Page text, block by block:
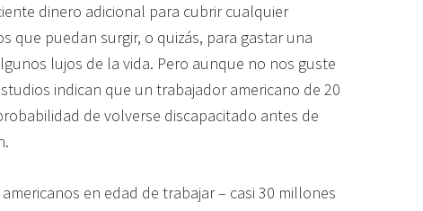
dinero adicional para cubrir cualquier
que puedan surgir, o quizás, para gastar una
lujos de la vida. Pero aunque no nos guste
indican que un trabajador americano de 20
de volverse discapacitado antes de
en edad de trabajar – casi 30 millones